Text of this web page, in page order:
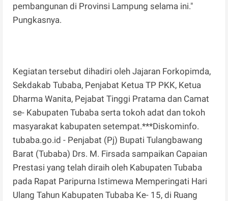
pembangunan di Provinsi Lampung selama ini."
Pungkasnya.
Kegiatan tersebut dihadiri oleh Jajaran Forkopimda,
Sekdakab Tubaba, Penjabat Ketua TP PKK, Ketua
Dharma Wanita, Pejabat Tinggi Pratama dan Camat
se- Kabupaten Tubaba serta tokoh adat dan tokoh
masyarakat kabupaten setempat.***Diskominfo.
tubaba.go.id - Penjabat (Pj) Bupati Tulangbawang
Barat (Tubaba) Drs. M. Firsada sampaikan Capaian
Prestasi yang telah diraih oleh Kabupaten Tubaba
pada Rapat Paripurna Istimewa Memperingati Hari
Ulang Tahun Kabupaten Tubaba Ke- 15, di Ruang